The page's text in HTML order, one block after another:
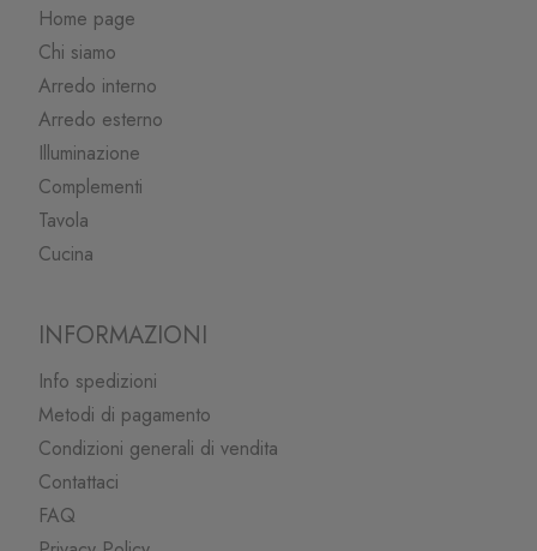
Home page
Chi siamo
Arredo interno
Arredo esterno
Illuminazione
Complementi
Tavola
Cucina
INFORMAZIONI
Info spedizioni
Metodi di pagamento
Condizioni generali di vendita
Contattaci
FAQ